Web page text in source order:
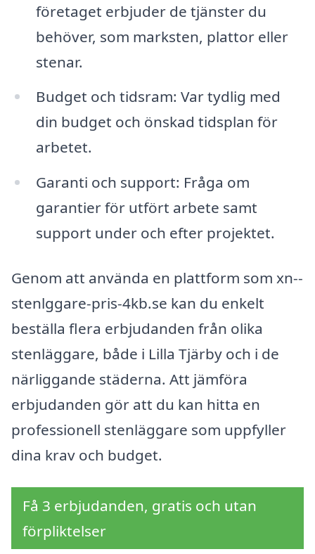
företaget erbjuder de tjänster du
behöver, som marksten, plattor eller
stenar.
Budget och tidsram: Var tydlig med
din budget och önskad tidsplan för
arbetet.
Garanti och support: Fråga om
garantier för utfört arbete samt
support under och efter projektet.
Genom att använda en plattform som xn--
stenlggare-pris-4kb.se kan du enkelt
beställa flera erbjudanden från olika
stenläggare, både i Lilla Tjärby och i de
närliggande städerna. Att jämföra
erbjudanden gör att du kan hitta en
professionell stenläggare som uppfyller
dina krav och budget.
Få 3 erbjudanden, gratis och utan
förpliktelser